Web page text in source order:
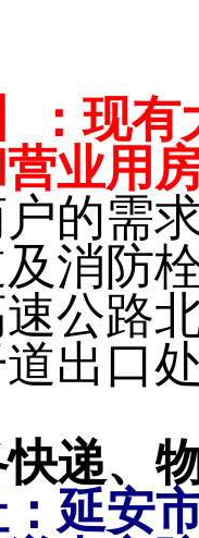
：现
业用
户的需
消防
公路
出口
递、
延安